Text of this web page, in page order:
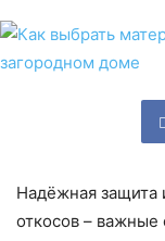
Надёжная защита
откосов –